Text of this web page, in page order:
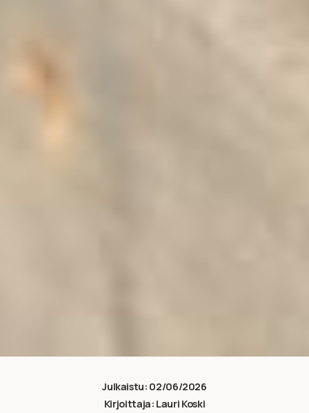
Julkaistu: 02/06/2026
Kirjoittaja: Lauri Koski